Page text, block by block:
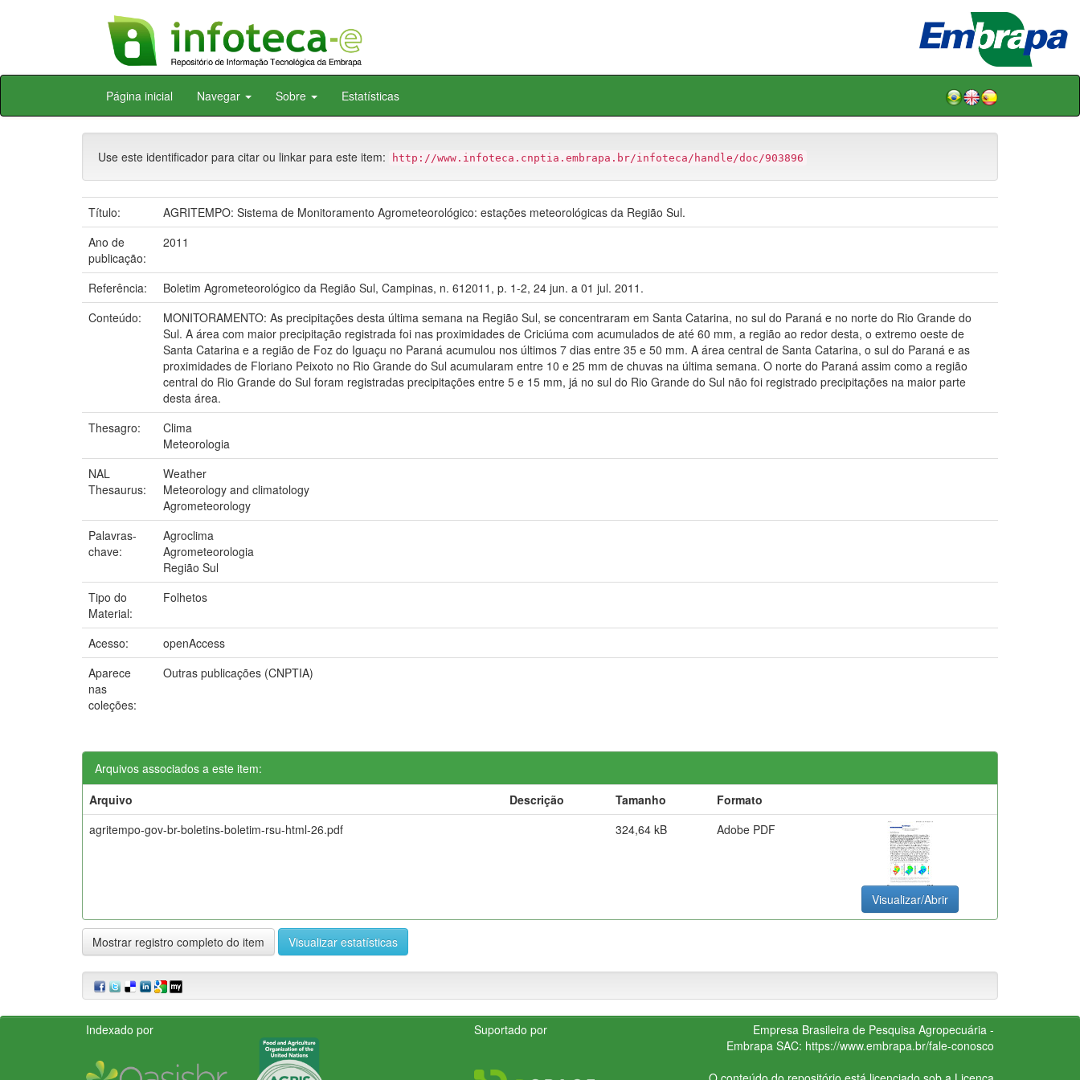
Skip
Página inicial Navegar Sobre Estatísticas
Use este identificador para citar ou linkar para este item: http://www.infoteca.cnptia.embrapa.br/infoteca/handle/doc/903896
Título:
AGRITEMPO: Sistema de Monitoramento Agrometeorológico: estações meteorológicas da Região Sul.
Ano de
publicação:
2011
Referência:
Boletim Agrometeorológico da Região Sul, Campinas, n. 612011, p. 1-2, 24 jun. a 01 jul. 2011.
Conteúdo:
MONITORAMENTO: As precipitações desta última semana na Região Sul, se concentraram em Santa Catarina, no sul do Paraná e no norte do Rio Grande do
Sul. A área com maior precipitação registrada foi nas proximidades de Criciúma com acumulados de até 60 mm, a região ao redor desta, o extremo oeste de
Santa Catarina e a região de Foz do Iguaçu no Paraná acumulou nos últimos 7 dias entre 35 e 50 mm. A área central de Santa Catarina, o sul do Paraná e as
proximidades de Floriano Peixoto no Rio Grande do Sul acumularam entre 10 e 25 mm de chuvas na última semana. O norte do Paraná assim como a região
central do Rio Grande do Sul foram registradas precipitações entre 5 e 15 mm, já no sul do Rio Grande do Sul não foi registrado precipitações na maior parte
desta área.
Thesagro:
Clima
Meteorologia
NAL
Thesaurus:
Weather
Meteorology and climatology
Agrometeorology
Palavras-
chave:
Agroclima
Agrometeorologia
Região Sul
Tipo do
Material:
Folhetos
Acesso:
openAccess
Aparece
nas
coleções:
Outras publicações (CNPTIA)
Arquivos associados a este item:
Arquivo
Descrição Tamanho
Formato
agritempo-gov-br-boletins-boletim-rsu-html-26.pdf
324,64 kB Adobe PDF
Visualizar/Abrir
Mostrar registro completo do item Visualizar estatísticas
Indexado por Suportado por
Empresa Brasileira de Pesquisa Agropecuária -
Embrapa SAC: https://www.embrapa.br/fale-conosco